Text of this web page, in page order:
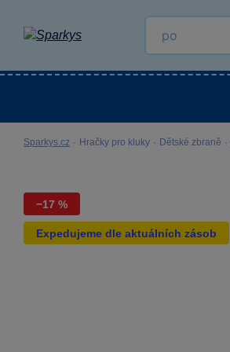
Sparkys.cz · Hračky pro kluky · Dětské zbraně ·
−17 %
Expedujeme dle aktuálních zásob